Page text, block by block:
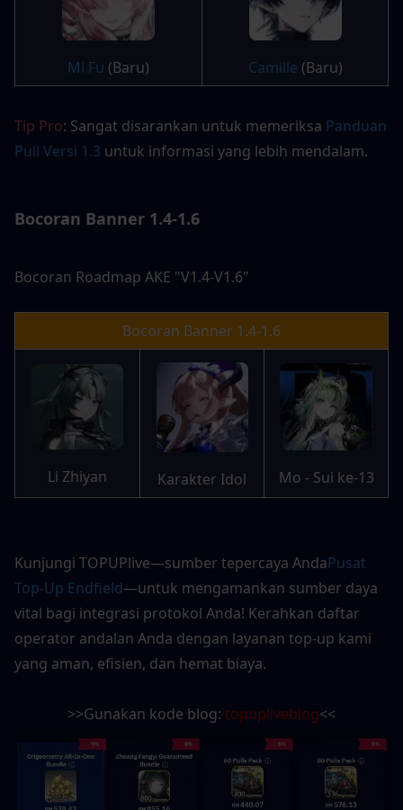
Mi Fu (Baru) Camille (Baru)
Tip Pro: Sangat disarankan untuk memeriksa Panduan
Pull Versi 1.3 untuk informasi yang lebih mendalam.
Bocoran Banner 1.4-1.6
Bocoran Roadmap AKE "V1.4-V1.6"
Bocoran Banner 1.4-1.6
Li Zhiyan Karakter Idol Mo - Sui ke-13
Kunjungi TOPUPlive—sumber tepercaya AndaPusat
Top-Up Endfield—untuk mengamankan sumber daya
vital bagi integrasi protokol Anda! Kerahkan daftar
operator andalan Anda dengan layanan top-up kami
yang aman, efisien, dan hemat biaya.
>>Gunakan kode blog: topupliveblog<<